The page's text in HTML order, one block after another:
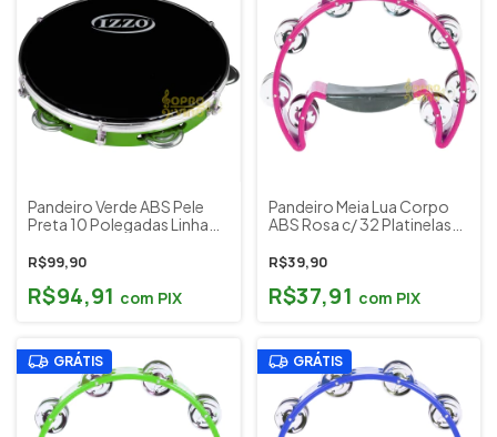
Pandeiro Verde ABS Pele
Preta 10 Polegadas Linha
3440VE
R$99,90
R$94,91 com PIX
Pandeiro Meia Lua Corpo
ABS Rosa c/ 32 Platinelas
Cód. 50767 (PML001PK)
R$39,90
R$37,91 com PIX
GRÁTIS GRÁTIS